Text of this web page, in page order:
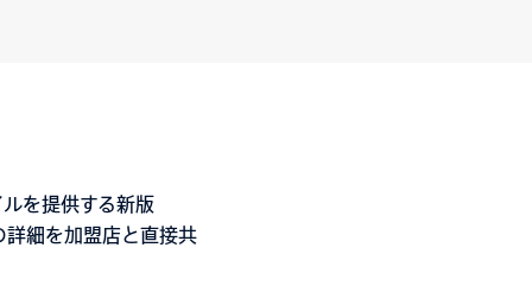
を提供する新版
細を加盟店と直接共